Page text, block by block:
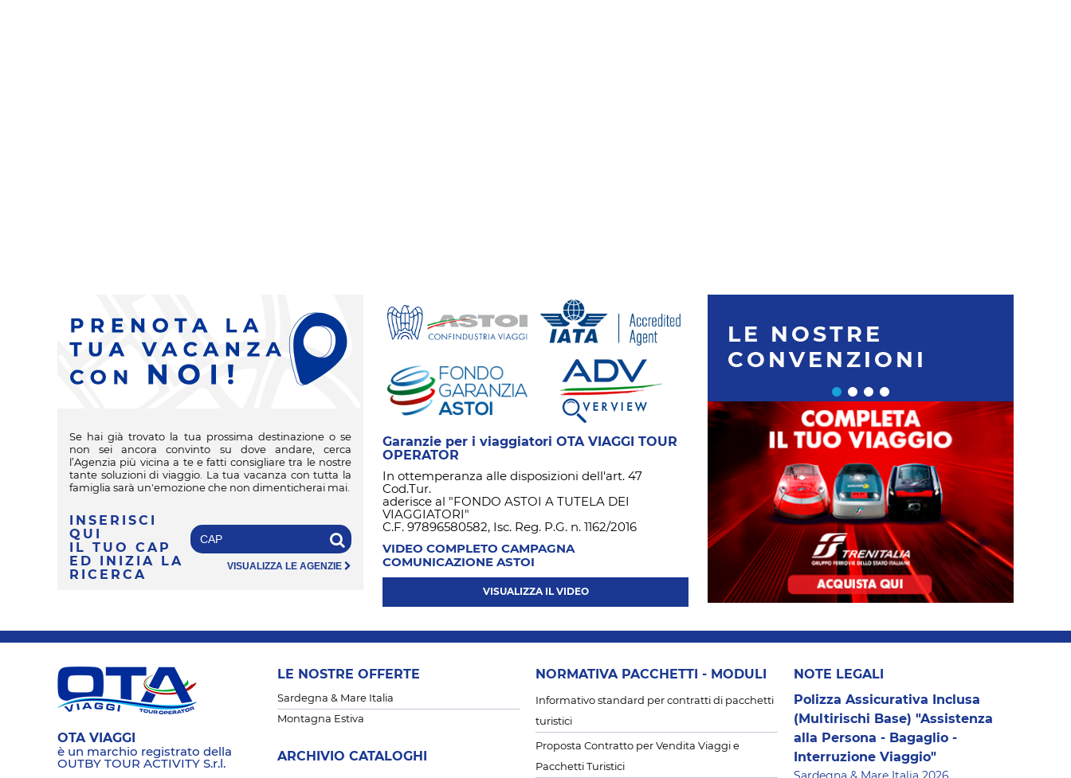
Se hai già trovato la tua prossima destinazione o se
non sei ancora convinto su dove andare, cerca
l’Agenzia più vicina a te e fatti consigliare tra le nostre
tante soluzioni di viaggio. La tua vacanza con tutta la
famiglia sarà un'emozione che non dimenticherai mai.
INSERISCI
QUI
IL TUO CAP
ED INIZIA LA
RICERCA
VISUALIZZA LE AGENZIE
Garanzie per i viaggiatori OTA VIAGGI TOUR
OPERATOR
In ottemperanza alle disposizioni dell'art. 47
Cod.Tur.
aderisce al "FONDO ASTOI A TUTELA DEI
VIAGGIATORI"
C.F. 97896580582, Isc. Reg. P.G. n. 1162/2016
VIDEO COMPLETO CAMPAGNA
COMUNICAZIONE ASTOI
VISUALIZZA IL VIDEO
LE NOSTRE
CONVENZIONI
OTA VIAGGI
è un marchio registrato della
OUTBY TOUR ACTIVITY S.r.l.
LE NOSTRE OFFERTE
Sardegna & Mare Italia
Montagna Estiva
ARCHIVIO CATALOGHI
NORMATIVA PACCHETTI - MODULI
Informativo standard per contratti di pacchetti
turistici
Proposta Contratto per Vendita Viaggi e
Pacchetti Turistici
NOTE LEGALI
Polizza Assicurativa Inclusa
(Multirischi Base) "Assistenza
alla Persona - Bagaglio -
Interruzione Viaggio"